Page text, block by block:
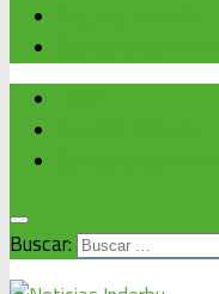
Buscar: